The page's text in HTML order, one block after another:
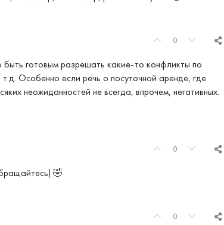
0
готовым разрешать какие-то конфликты по
Особенно если речь о посуточной аренде, где
неожиданностей не всегда, впрочем, негативных.
0
🤣
0